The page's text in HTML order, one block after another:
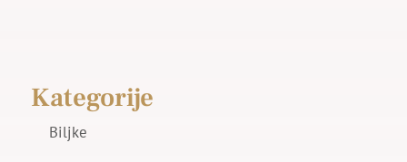
Kategorije
Biljke